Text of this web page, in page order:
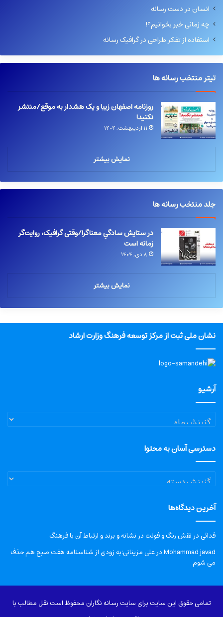
انسان در دست رسانه
چه زمانی خبر بخوانیم؟!
استفاده از تفکر طراحی در گرافیک رسانه
تیتر منتخب رسانه ها
روزنامه اصفهان زیبا و یک هشدار به موقع/منتشر
نکنید!
۱۱ اردیبهشت, ۱۴۰۴
نمایش بیشتر
جلد منتخب رسانه ها
در ستایش سادگیِ معناگرا/وقتی گرافیک، روایت‌گر
زمانه است
۸ دی, ۱۴۰۴
نمایش بیشتر
نشان ملی ثبت از مرکز توسعه فرهنگ وزارت ارشاد
آرشیو
آرشیو
دسترسی آسان به محتوا
دسترسی
آسان
محتوا
آخرین دیدگاه‌ها
فدائیدرنقش رنگ و فونت در نشانه و برند و ارتباط آن با فرهنگ
Mohammad javadدرعلی مزینانی:به زودی از شناسنامه هفت صبح هم حذف
می شوم
تمامی حقوق این سایت برای سایت رسانه نگاران محفوظ است نقل مطالب با